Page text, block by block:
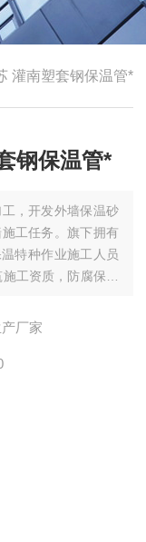
灌南塑套钢保温管*
钢保温管*
，开发外墙保温砂
工任务。旗下拥有
特种作业施工人员
工资质，防腐保温
厂家